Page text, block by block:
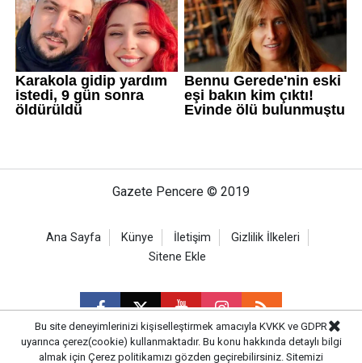
Gazete Pencere © 2019
Ana Sayfa Künye İletişim
Gizlilik İlkeleri
Sitene Ekle
Bu site deneyimlerinizi kişiselleştirmek amacıyla KVKK ve GDPR
uyarınca çerez(cookie) kullanmaktadır. Bu konu hakkında detaylı bilgi
almak için Çerez politikamızı gözden geçirebilirsiniz. Sitemizi